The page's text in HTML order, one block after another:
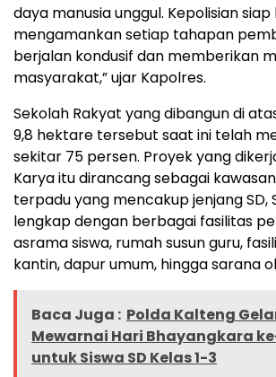
daya manusia unggul. Kepolisian
mengamankan setiap tahapan
berjalan kondusif dan memberikan
masyarakat,” ujar Kapolres.
Sekolah Rakyat yang dibangun di
9,8 hektare tersebut saat ini telah
sekitar 75 persen. Proyek yang
Karya itu dirancang sebagai
terpadu yang mencakup jenjang SD,
lengkap dengan berbagai fasilitas
asrama siswa, rumah susun guru,
kantin, dapur umum, hingga sarana
Baca Juga : Polda Kalteng
Mewarnai Hari Bhayangkara
untuk Siswa SD Kelas 1-3